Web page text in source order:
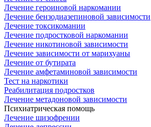
Лечение героиновой наркомании
Лечение бензодиазепиновой зависимости
Лечение токсикомании
Лечение подростковой наркомании
Лечение никотиновой зависимости
Лечение зависимости от марихуаны
Лечение от бутирата
Лечение амфетаминовой зависимости
Тест на наркотики
Реабилитация подростков
Лечение метадоновой зависимости
Психиатрическая помощь
Лечение шизофрении